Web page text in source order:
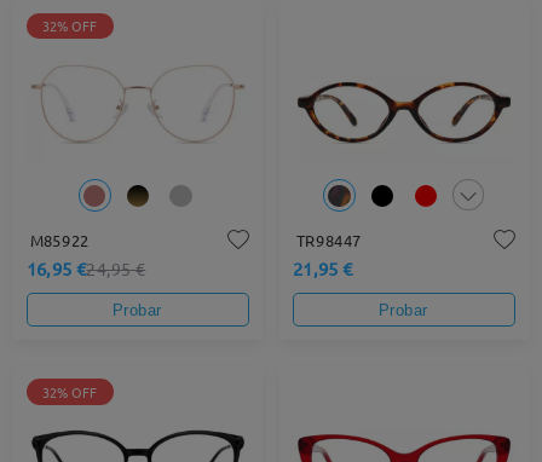
32% OFF
M85922
16,95 €24,95 €
Probar
TR98447
21,95 €
Probar
32% OFF